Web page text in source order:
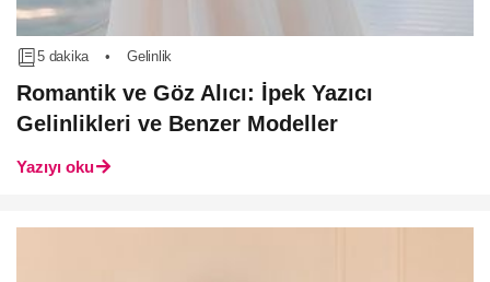
5 dakika • Gelinlik
Romantik ve Göz Alıcı: İpek Yazıcı
Gelinlikleri ve Benzer Modeller
Yazıyı oku